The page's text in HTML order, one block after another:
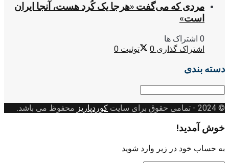
مردی که می‌گفت «هرجا یک کُرد هست، آنجا ایران
است»
0 اشتراک ها
اشتراک گذاری 0 توئیت 0
دسته بندی
© 2024
- تمامی حقوق برای سایت کوردپاریز محفوظ می باشد.
خوش آمدید!
به حساب خود در زیر وارد شوید